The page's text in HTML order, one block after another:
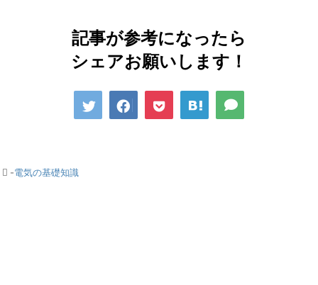
記事が参考になったら
シェアお願いします！
-電気の基礎知識